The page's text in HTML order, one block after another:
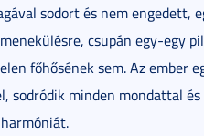
sodort és nem engedett,
csupán egy-egy
főhősének sem. Az ember
sodródik minden mondattal